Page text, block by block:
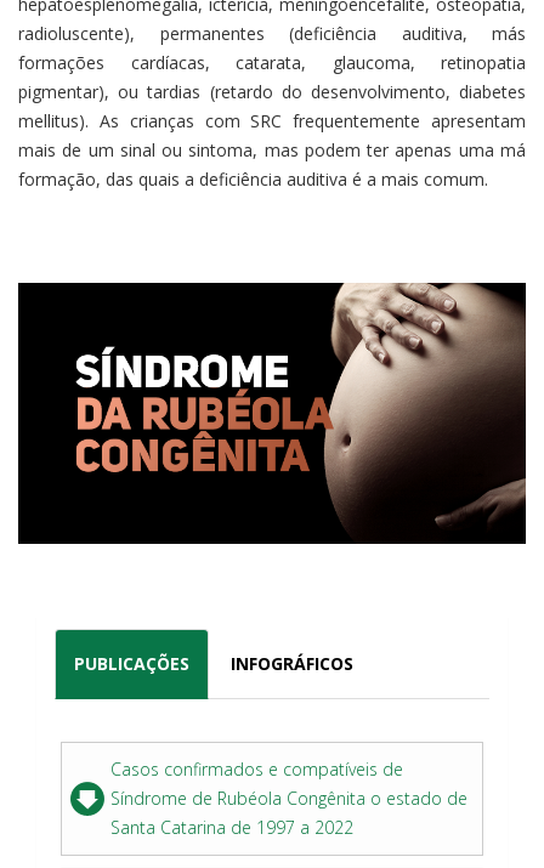
radioluscente), permanentes (deficiência auditiva, más
formações cardíacas, catarata, glaucoma, retinopatia
pigmentar), ou tardias (retardo do desenvolvimento, diabetes
mellitus). As crianças com SRC frequentemente apresentam
mais de um sinal ou sintoma, mas podem ter apenas uma má
formação, das quais a deficiência auditiva é a mais comum.
PUBLICAÇÕES INFOGRÁFICOS
Casos confirmados e compatíveis de
Síndrome de Rubéola Congênita o estado de
Santa Catarina de 1997 a 2022